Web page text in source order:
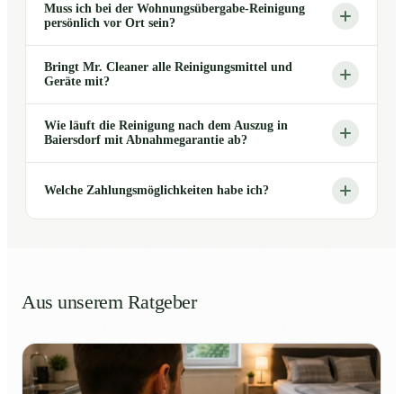
Muss ich bei der Wohnungsübergabe-Reinigung
persönlich vor Ort sein?
Bringt Mr. Cleaner alle Reinigungsmittel und
Geräte mit?
Wie läuft die Reinigung nach dem Auszug in
Baiersdorf mit Abnahmegarantie ab?
Welche Zahlungsmöglichkeiten habe ich?
Aus unserem Ratgeber